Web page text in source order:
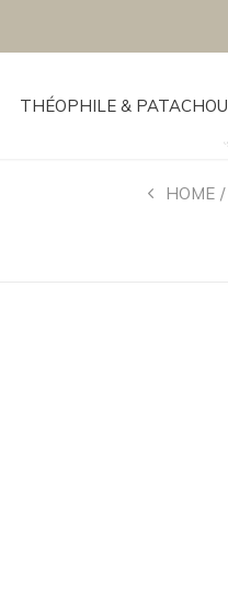
THÉOPHILE & PATACHOU
HOME